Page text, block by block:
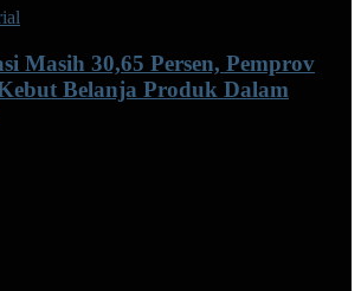
Masih 30,65 Persen, Pemprov
Belanja Produk Dalam